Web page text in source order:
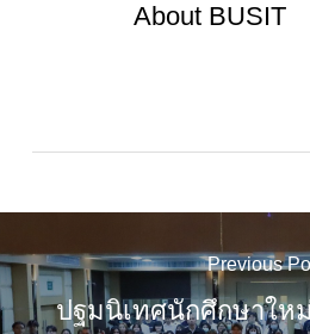
AboutBUSIT
Previous
ปฐมนิเทศนักศึกษาให